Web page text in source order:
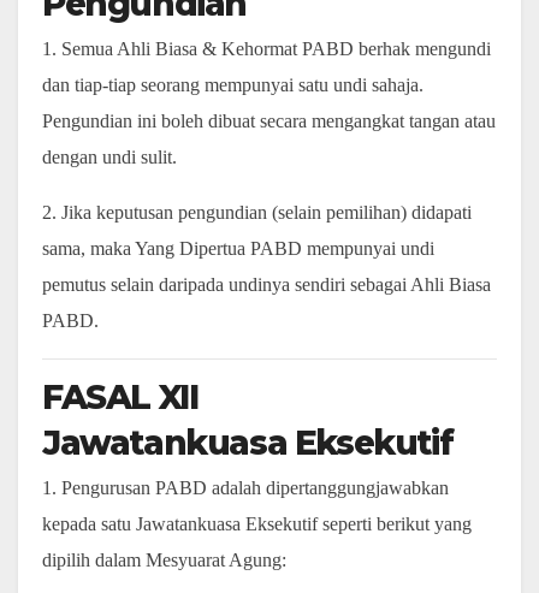
1. Semua Ahli Biasa & Kehormat PABD berhak mengundi
dan tiap-tiap seorang mempunyai satu undi sahaja.
Pengundian ini boleh dibuat secara mengangkat tangan atau
dengan undi sulit.
2. Jika keputusan pengundian (selain pemilihan) didapati
sama, maka Yang Dipertua PABD mempunyai undi
pemutus selain daripada undinya sendiri sebagai Ahli Biasa
PABD.
FASAL XII
Jawatankuasa Eksekutif
1. Pengurusan PABD adalah dipertanggungjawabkan
kepada satu Jawatankuasa Eksekutif seperti berikut yang
dipilih dalam Mesyuarat Agung: